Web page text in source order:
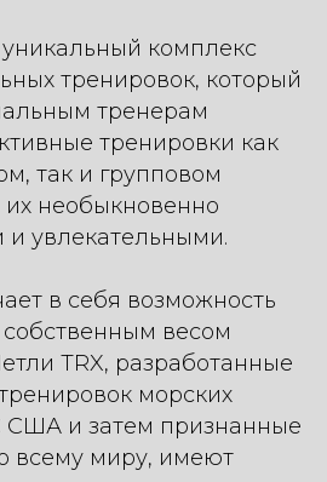
комплекс
тренировок, который
тренерам
тренировки как
так и групповом
необыкновенно
увлекательными.
в себя возможность
весом
TRX, разработанные
морских
США и затем признанные
всему миру, имеют